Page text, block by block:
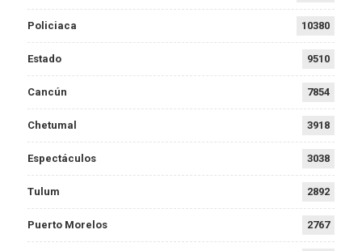
Policiaca 10380
Estado 9510
Cancún 7854
Chetumal 3918
Espectáculos 3038
Tulum 2892
Puerto Morelos 2767